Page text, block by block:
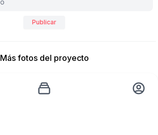
Publicar
Más fotos del proyecto